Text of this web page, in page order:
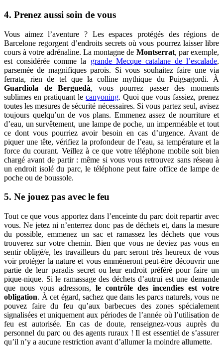
4. Prenez aussi soin de vous
Vous aimez l’aventure ? Les espaces protégés des régions de
Barcelone regorgent d’endroits secrets où vous pourrez laisser libre
cours à votre adrénaline. La montagne de Montserrat, par exemple,
est considérée comme la grande Mecque catalane de l’escalade,
parsemée de magnifiques parois. Si vous souhaitez faire une via
ferrata, rien de tel que la colline mythique du Puigsagordi. À
Guardiola de Berguedà, vous pourrez passer des moments
sublimes en pratiquant le canyoning. Quoi que vous fassiez, prenez
toutes les mesures de sécurité nécessaires. Si vous partez seul, avisez
toujours quelqu’un de vos plans. Emmenez assez de nourriture et
d’eau, un survêtement, une lampe de poche, un imperméable et tout
ce dont vous pourriez avoir besoin en cas d’urgence. Avant de
piquer une tête, vérifiez la profondeur de l’eau, sa température et la
force du courant. Veillez à ce que votre téléphone mobile soit bien
chargé avant de partir : même si vous vous retrouvez sans réseau à
un endroit isolé du parc, le téléphone peut faire office de lampe de
poche ou de boussole.
5. Ne jouez pas avec le feu
Tout ce que vous apportez dans l’enceinte du parc doit repartir avec
vous. Ne jetez ni n’enterrez donc pas de déchets et, dans la mesure
du possible, emmenez un sac et ramassez les déchets que vous
trouverez sur votre chemin. Bien que vous ne deviez pas vous en
sentir obligé/e, les travailleurs du parc seront très heureux de vous
voir protéger la nature et vous emmèneront peut-être découvrir une
partie de leur paradis secret ou leur endroit préféré pour faire un
pique-nique. Si le ramassage des déchets d’autrui est une demande
que nous vous adressons, le contrôle des incendies est votre
obligation. À cet égard, sachez que dans les parcs naturels, vous ne
pouvez faire du feu qu’aux barbecues des zones spécialement
signalisées et uniquement aux périodes de l’année où l’utilisation de
feu est autorisée. En cas de doute, renseignez-vous auprès du
personnel du parc ou des agents ruraux ! Il est essentiel de s’assurer
qu’il n’y a aucune restriction avant d’allumer la moindre allumette.